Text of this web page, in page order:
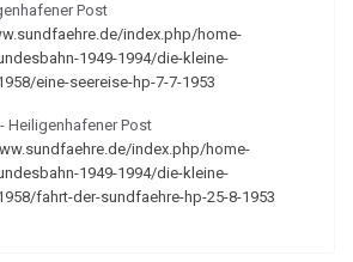
Post
index.php/home-
1949-1994/die-kleine-
eine-seereise-hp-7-7-1953
Heiligenhafener Post
index.php/home-
1949-1994/die-kleine-
fahrt-der-sundfaehre-hp-25-8-1953